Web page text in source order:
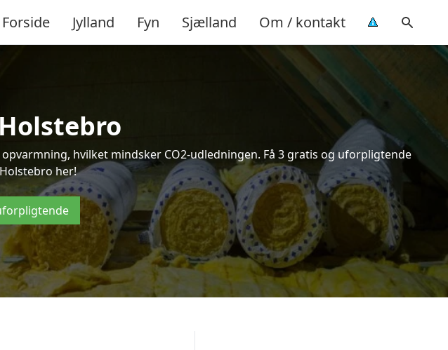
Forside Jylland Fyn Sjælland Om / kontakt
hvilket mindsker CO2-udledningen. Få 3 gratis og uforpligtende
her!